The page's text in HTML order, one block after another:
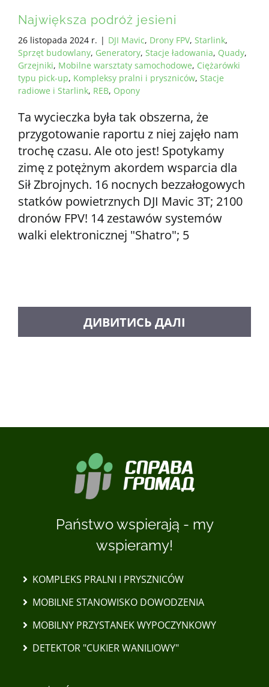
Największa podróż jesieni
26 listopada 2024 r. | DJI Mavic, Drony FPV, Starlink,
Sprzęt budowlany, Generatory, Stacje ładowania, Quady,
Grzejniki, Mobilne warsztaty samochodowe, Ciężarówki
typu pick-up, Kompleksy pralni i pryszniców, Stacje
radiowe i Starlink, REB, Opony
Ta wycieczka była tak obszerna, że
przygotowanie raportu z niej zajęło nam
trochę czasu. Ale oto jest! Spotykamy
zimę z potężnym akordem wsparcia dla
Sił Zbrojnych. 16 nocnych bezzałogowych
statków powietrznych DJI Mavic 3T; 2100
dronów FPV! 14 zestawów systemów
walki elektronicznej "Shatro"; 5
Państwo wspierają - my
wspieramy!
KOMPLEKS PRALNI I PRYSZNICÓW
MOBILNE STANOWISKO DOWODZENIA
MOBILNY PRZYSTANEK WYPOCZYNKOWY
DETEKTOR "CUKIER WANILIOWY"